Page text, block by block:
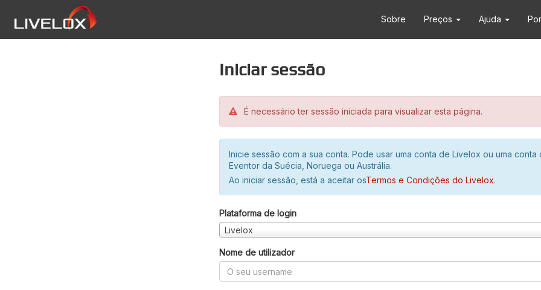
Sobre Preços Ajuda
Iniciar sessão
É necessário ter sessão iniciada para visualizar esta página.
Inicie sessão com a sua conta. Pode usar uma conta de Livelox ou uma conta
Eventor da Suécia, Noruega ou Austrália.
Ao iniciar sessão, está a aceitar osTermos e Condições do Livelox.
Plataforma de login
Livelox
Nome de utilizador